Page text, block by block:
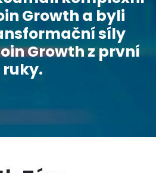
Growth a byli
síly
Growth z první
ruky.